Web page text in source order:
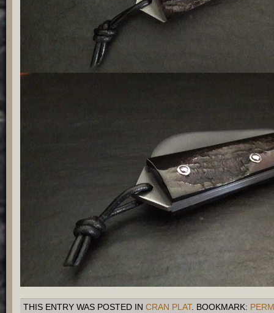
THIS ENTRY WAS POSTED IN CRAN PLAT. BOOKMARK: